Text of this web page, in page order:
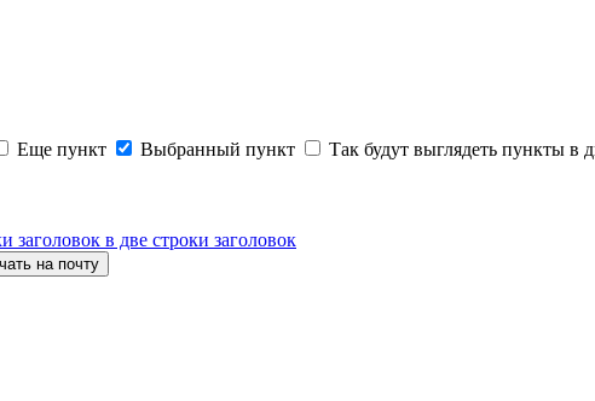
Еще пункт Выбранный пункт
Так будут выглядеть пункты в
в две строки заголовок